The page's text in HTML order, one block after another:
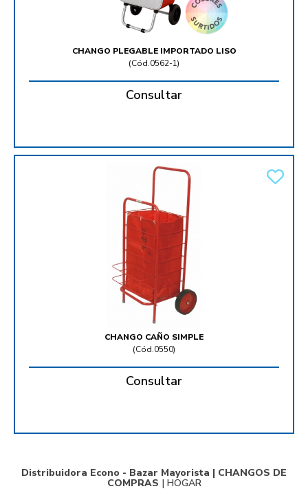
CHANGO PLEGABLE IMPORTADO LISO
(Cód.0562-1)
Consultar
CHANGO CAÑO SIMPLE
(Cód.0550)
Consultar
Distribuidora Econo - Bazar Mayorista | CHANGOS DE
COMPRAS | HOGAR